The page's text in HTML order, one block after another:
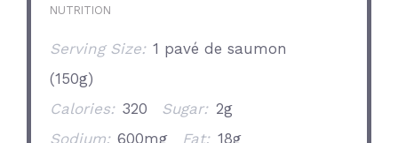
NUTRITION
Serving Size: 1 pavé de saumon
(150g)
Calories: 320 Sugar: 2g
Sodium: 600mg Fat: 18g